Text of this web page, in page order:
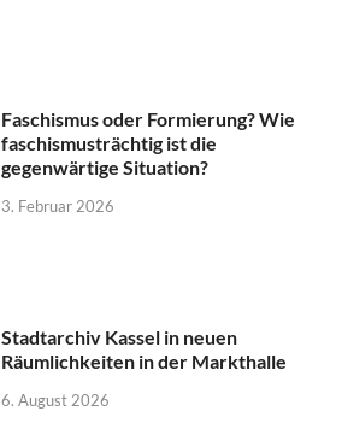
Faschismus oder Formierung? Wie
faschismusträchtig ist die
gegenwärtige Situation?
3. Februar 2026
Stadtarchiv Kassel in neuen
Räumlichkeiten in der Markthalle
6. August 2026